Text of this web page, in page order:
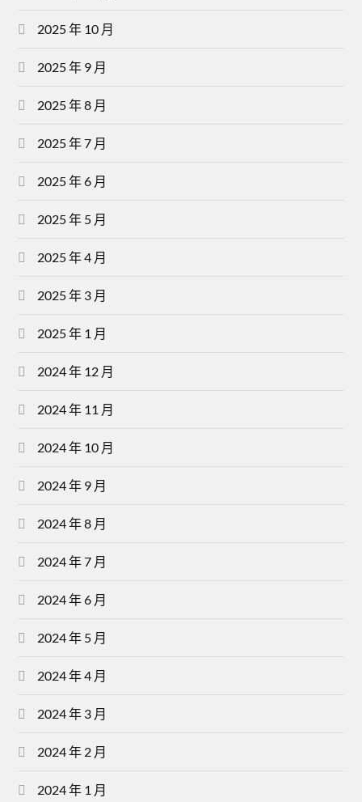
2025 年 10 月
2025 年 9 月
2025 年 8 月
2025 年 7 月
2025 年 6 月
2025 年 5 月
2025 年 4 月
2025 年 3 月
2025 年 1 月
2024 年 12 月
2024 年 11 月
2024 年 10 月
2024 年 9 月
2024 年 8 月
2024 年 7 月
2024 年 6 月
2024 年 5 月
2024 年 4 月
2024 年 3 月
2024 年 2 月
2024 年 1 月